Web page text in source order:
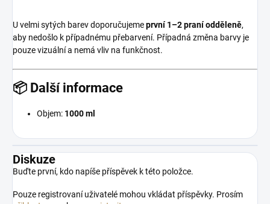
U velmi sytých barev doporučujemeprvní 1–2 praní odděleně,
aby nedošlo k případnému přebarvení. Případná změna barvy je
pouze vizuální a nemá vliv na funkčnost.
📦 Další informace
Objem: 1000 ml
Diskuze
Buďte první, kdo napíše příspěvek k této položce.
Pouze registrovaní uživatelé mohou vkládat příspěvky. Prosím